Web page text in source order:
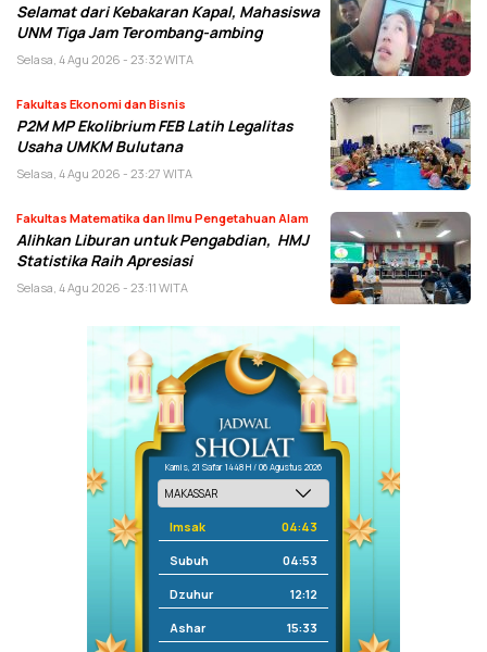
Selamat dari Kebakaran Kapal, Mahasiswa
UNM Tiga Jam Terombang-ambing
Selasa, 4 Agu 2026 - 23:32 WITA
Fakultas Ekonomi dan Bisnis
P2M MP Ekolibrium FEB Latih Legalitas
Usaha UMKM Bulutana
Selasa, 4 Agu 2026 - 23:27 WITA
Fakultas Matematika dan Ilmu Pengetahuan Alam
Alihkan Liburan untuk Pengabdian, HMJ
Statistika Raih Apresiasi
Selasa, 4 Agu 2026 - 23:11 WITA
Kamis, 21 Safar 1448 H / 06 Agustus 2026
Imsak 04:43
Subuh 04:53
Dzuhur 12:12
Ashar 15:33